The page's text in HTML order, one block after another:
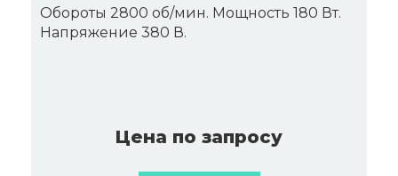
Обороты 2800 об/мин. Мощность 180 Вт.
Напряжение 380 В.
Цена по запросу